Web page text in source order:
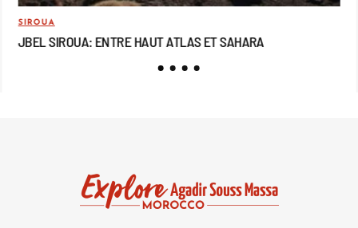
SIROUA
JBEL SIROUA: ENTRE HAUT ATLAS ET SAHARA